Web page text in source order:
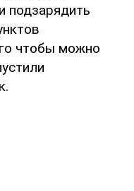
подзарядить
чтобы можно